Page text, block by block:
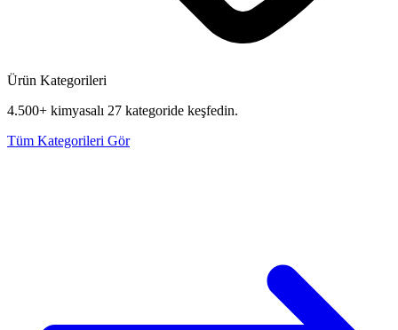
Ürün Kategorileri
4.500+ kimyasalı 27 kategoride keşfedin.
Tüm Kategorileri Gör